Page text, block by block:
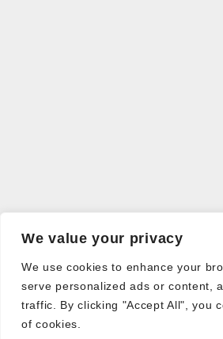
We value your privacy
We use cookies to enhance your
serve personalized ads or content,
traffic. By clicking "Accept All", you
of cookies.